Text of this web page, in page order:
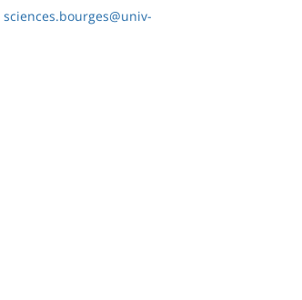
sciences.bourges@univ-